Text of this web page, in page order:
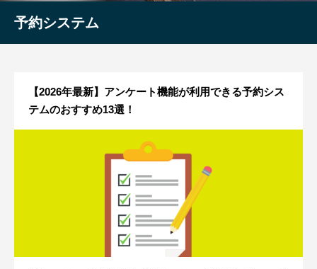
予約システム
【2026年最新】アンケート機能が利用できる予約シス
テムのおすすめ13選！